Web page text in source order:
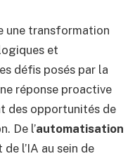
une transformation
et
défis posés par la
réponse proactive
des opportunités de
De l’automatisation
l’IA au sein de